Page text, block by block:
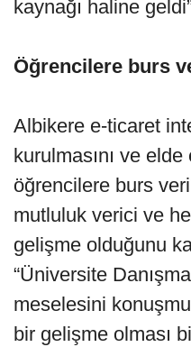
kaynağı haline
Öğrencilere burs
Albikere e-ticaret
kurulmasını ve
öğrencilere burs
mutluluk verici ve
gelişme olduğunu
“Üniversite
meselesini
bir gelişme olması